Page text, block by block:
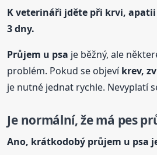
K veterináři jděte při krvi,
3 dny.
Průjem u psa je běžný, ale
problém. Pokud se objevíkrev,
je nutné jednat rychle. Nevyplatí
Je normální, že má pes
Ano, krátkodobý průjem u psa